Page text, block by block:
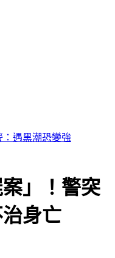
車撞飛魂斷路口
」！警突
身亡